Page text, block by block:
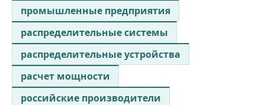
промышленные предприятия
распределительные системы
распределительные устройства
расчет мощности
российские производители